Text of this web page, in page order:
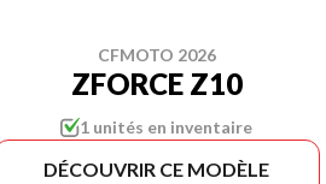
CFMOTO 2026
ZFORCE Z10
1 unités en inventaire
DÉCOUVRIR CE MODÈLE